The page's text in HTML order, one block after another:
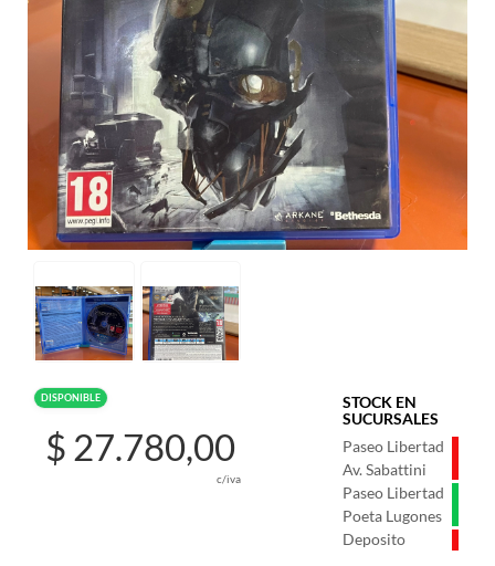
DISPONIBLE
STOCK EN
SUCURSALES
Paseo Libertad
Av. Sabattini
Paseo Libertad
Poeta Lugones
Deposito
$ 27.780,00
c/iva